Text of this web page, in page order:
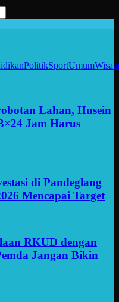
PolitikSportUmumWisata
Lahan, Husein
Jam Harus
di Pandeglang
Mencapai Target
RKUD dengan
Jangan Bikin